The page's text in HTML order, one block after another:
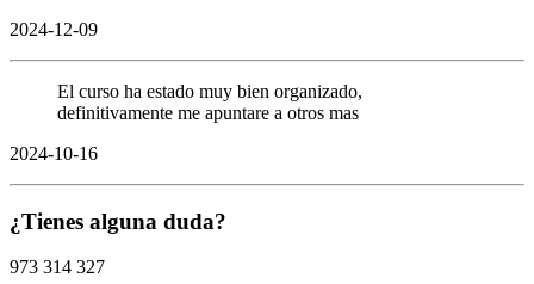
2024-12-09
El curso ha estado muy bien organizado,
definitivamente me apuntare a otros mas
2024-10-16
¿Tienes alguna duda?
973 314 327